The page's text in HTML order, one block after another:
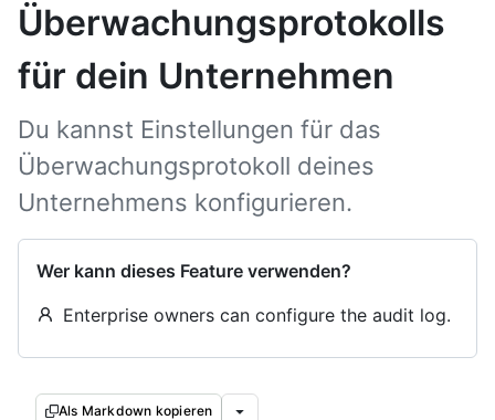
Überwachungsprotokolls
für dein Unternehmen
Du kannst Einstellungen für das
Überwachungsprotokoll deines
Unternehmens konfigurieren.
Wer kann dieses Feature verwenden?
Enterprise owners can configure the audit log.
Als Markdown kopieren